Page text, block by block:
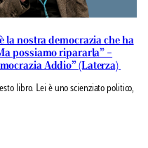
la nostra democrazia che ha
possiamo ripararla” –
Addio” (Laterza)
libro. Lei è uno scienziato politico,